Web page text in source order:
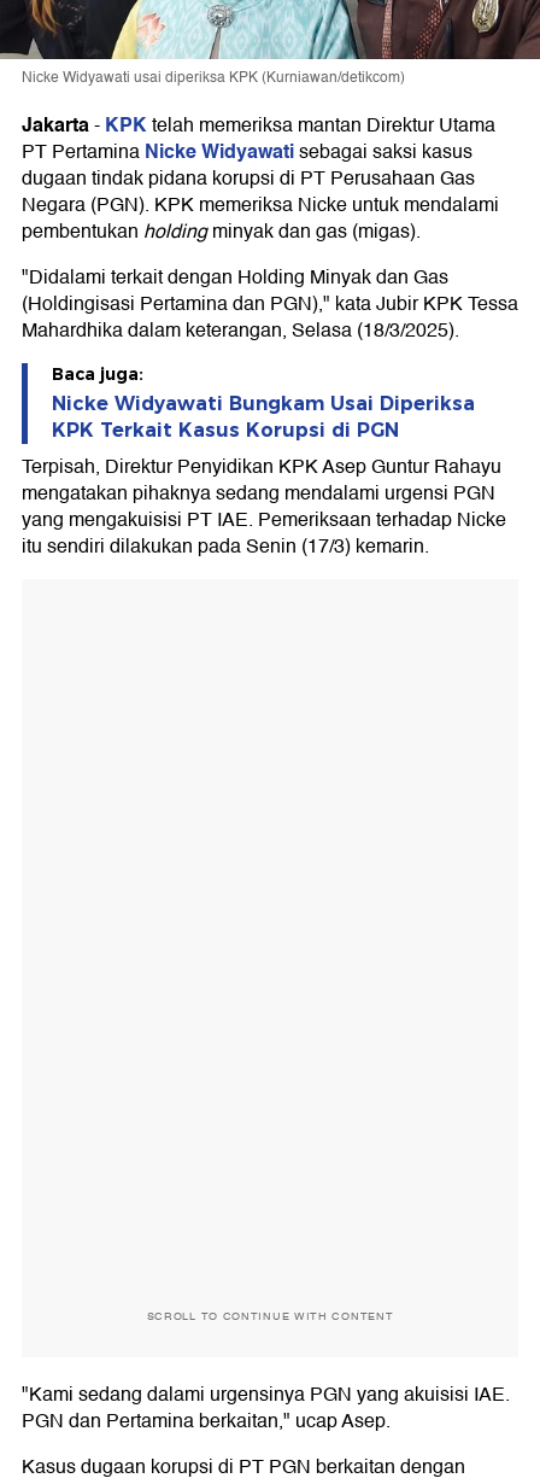
Nicke Widyawati usai diperiksa KPK (Kurniawan/detikcom)
Jakarta-KPKtelah memeriksa mantan Direktur Utama
PT PertaminaNicke Widyawatisebagai saksi kasus
dugaan tindak pidana korupsi di PT Perusahaan Gas
Negara (PGN). KPK memeriksa Nicke untuk mendalami
pembentukan holdingminyak dan gas (migas).
"Didalami terkait dengan Holding Minyak dan Gas
(Holdingisasi Pertamina dan PGN)," kata Jubir KPK Tessa
Mahardhika dalam keterangan, Selasa (18/3/2025).
Baca juga:
Nicke Widyawati Bungkam Usai Diperiksa
KPK Terkait Kasus Korupsi di PGN
Terpisah, Direktur Penyidikan KPK Asep Guntur Rahayu
mengatakan pihaknya sedang mendalami urgensi PGN
yang mengakuisisi PT IAE. Pemeriksaan terhadap Nicke
itu sendiri dilakukan pada Senin (17/3) kemarin.
SCROLL TO CONTINUE WITH CONTENT
"Kami sedang dalami urgensinya PGN yang akuisisi IAE.
PGN dan Pertamina berkaitan," ucap Asep.
Kasus dugaan korupsi di PT PGN berkaitan dengan